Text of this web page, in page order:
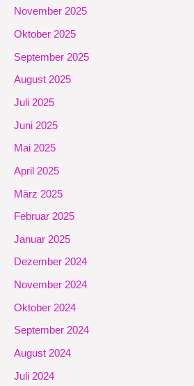
November 2025
Oktober 2025
September 2025
August 2025
Juli 2025
Juni 2025
Mai 2025
April 2025
März 2025
Februar 2025
Januar 2025
Dezember 2024
November 2024
Oktober 2024
September 2024
August 2024
Juli 2024